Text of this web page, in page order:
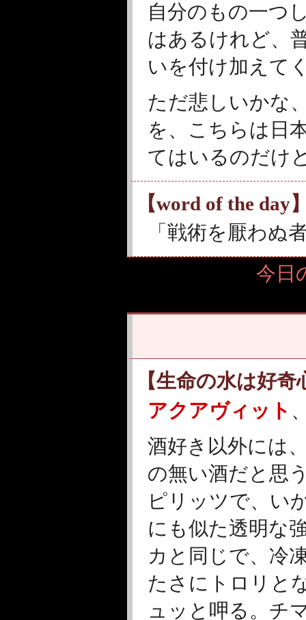
自分のもの一つ
はあるけれど、
いを付け加えて
ただ悲しいかな
を、こちらは日
てはいるのだけ
【word of the day
「戦術を厭わぬ
今日
【生命の水は好奇
アクアヴィット
酒好き以外には
の無い酒だと思
ピリッツで、い
にも似た透明な
カと同じで、冷
たさにトロリと
ュッと呷る。チ